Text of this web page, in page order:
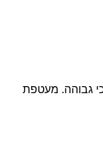
גבוהה. מעטפת